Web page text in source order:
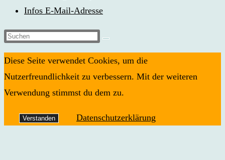
Infos E-Mail-Adresse
Diese
Website
durchsuchen
Diese Seite verwendet Cookies, um die
Nutzerfreundlichkeit zu verbessern. Mit der weiteren
Verwendung stimmst du dem zu.
Verstanden Datenschutzerklärung